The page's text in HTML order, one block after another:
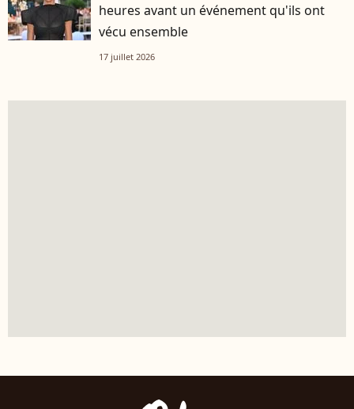
heures avant un événement qu'ils ont
vécu ensemble
17 juillet 2026